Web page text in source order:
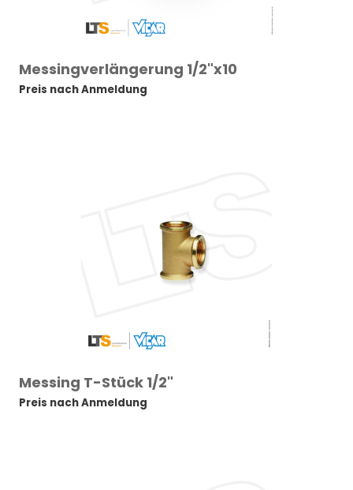
Messingverlängerung 1/2"x10
Preis nach Anmeldung
Messing T-Stück 1/2"
Preis nach Anmeldung